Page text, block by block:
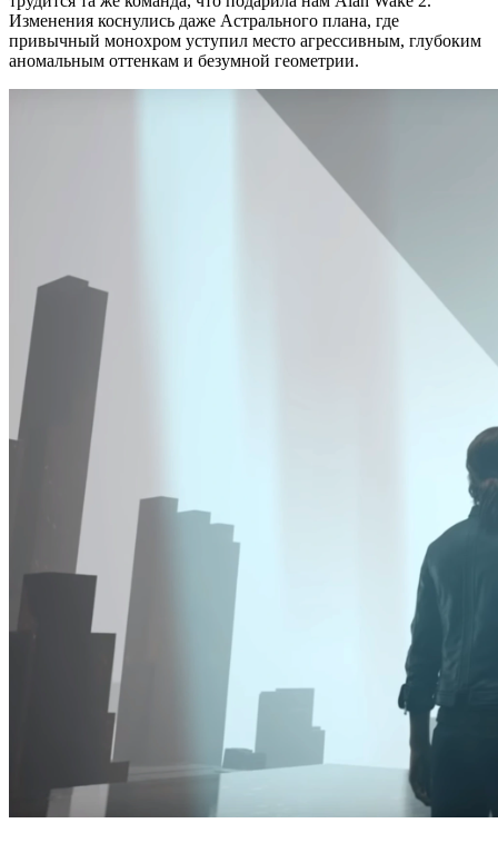
Изменения коснулись даже Астрального плана, где
привычный монохром уступил место агрессивным, глубоким
аномальным оттенкам и безумной геометрии.